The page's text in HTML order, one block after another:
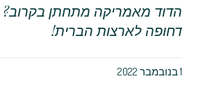
הדוד מאמריקה מתחתן בקרוב? כך
דחופה לארצות הברית!